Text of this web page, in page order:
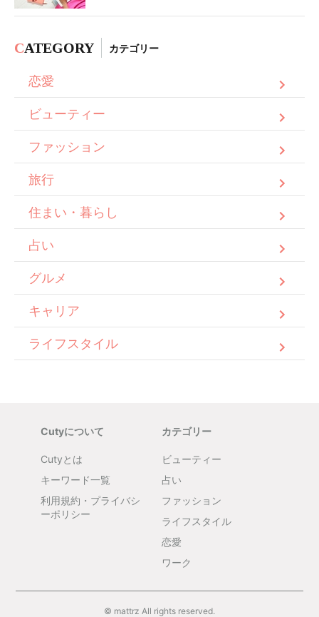
CATEGORY カテゴリー
恋愛
ビューティー
ファッション
旅行
住まい・暮らし
占い
グルメ
キャリア
ライフスタイル
Cutyについて
Cutyとは
キーワード一覧
利用規約・プライバシ
ーポリシー
カテゴリー
ビューティー
占い
ファッション
ライフスタイル
恋愛
ワーク
© mattrz All rights reserved.